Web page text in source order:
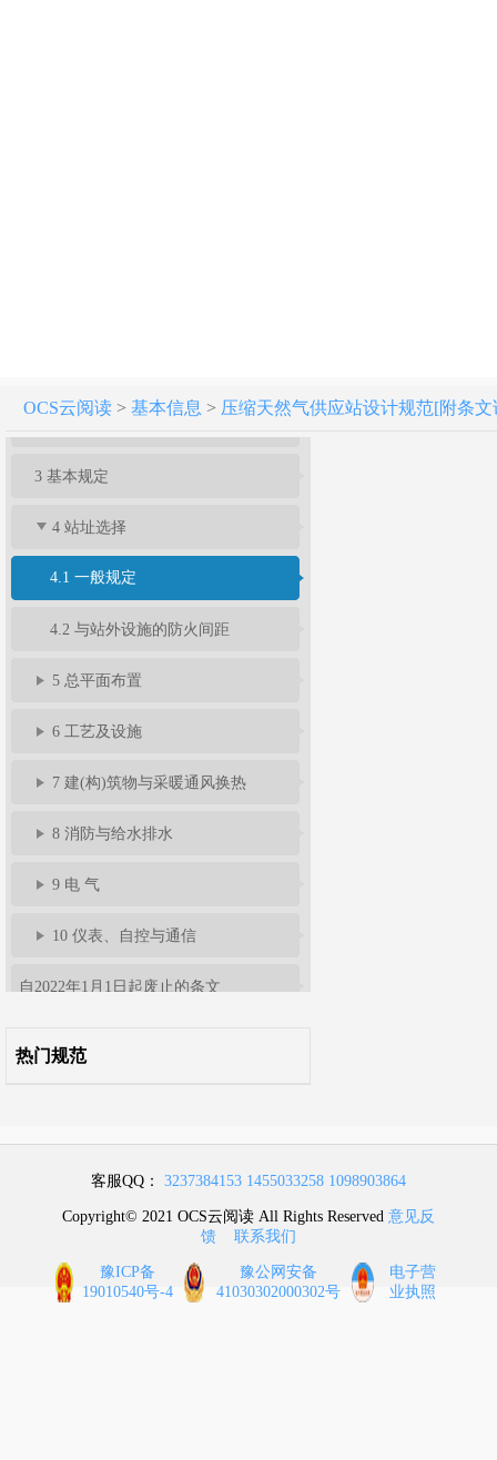
OCS云阅读> 基本信息 > 压缩天然气供应站设计规范[附条文
3 基本规定
4 站址选择
4.1 一般规定
4.2 与站外设施的防火间距
5 总平面布置
6 工艺及设施
7 建(构)筑物与采暖通风换热
8 消防与给水排水
9 电 气
10 仪表、自控与通信
自2022年1月1日起废止的条文
热门规范
客服QQ： 3237384153 1455033258 1098903864
Copyright© 2021 OCS云阅读 All Rights Reserved 意见反
馈
联系我们
豫ICP备
19010540号-4
豫公网安备
41030302000302号
电子营
业执照